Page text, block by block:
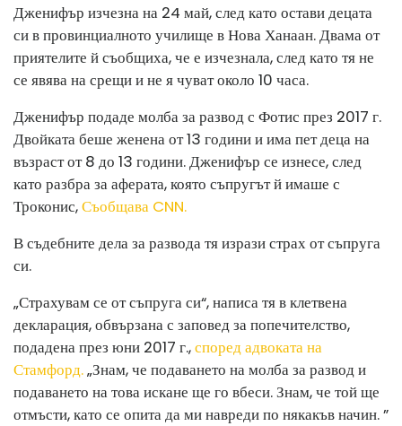
Дженифър изчезна на 24 май, след като остави децата
си в провинциалното училище в Нова Ханаан. Двама от
приятелите й съобщиха, че е изчезнала, след като тя не
се явява на срещи и не я чуват около 10 часа.
Дженифър подаде молба за развод с Фотис през 2017 г.
Двойката беше женена от 13 години и има пет деца на
възраст от 8 до 13 години. Дженифър се изнесе, след
като разбра за аферата, която съпругът й имаше с
Троконис,Съобщава CNN.
В съдебните дела за развода тя изрази страх от съпруга
си.
„Страхувам се от съпруга си“, написа тя в клетвена
декларация, обвързана с заповед за попечителство,
подадена през юни 2017 г.,според адвоката на
Стамфорд.„Знам, че подаването на молба за развод и
подаването на това искане ще го вбеси. Знам, че той ще
отмъсти, като се опита да ми навреди по някакъв начин. ”